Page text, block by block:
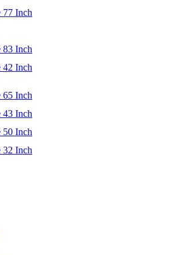
77 Inch
83 Inch
42 Inch
65 Inch
43 Inch
50 Inch
32 Inch